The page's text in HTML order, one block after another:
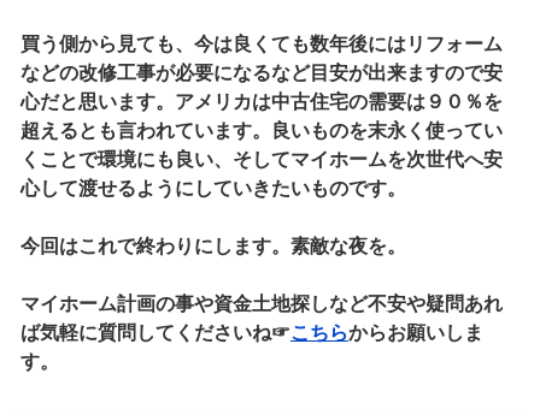
買う側から見ても、今は良くても数年後にはリフォーム
などの改修工事が必要になるなど目安が出来ますので安
心だと思います。アメリカは中古住宅の需要は９０％を
超えるとも言われています。良いものを末永く使ってい
くことで環境にも良い、そしてマイホームを次世代へ安
心して渡せるようにしていきたいものです。
今回はこれで終わりにします。素敵な夜を。
マイホーム計画の事や資金土地探しなど不安や疑問あれ
ば気軽に質問してくださいね☞こちらからお願いしま
す。